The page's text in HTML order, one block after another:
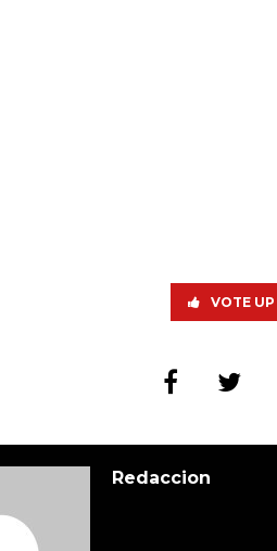
VOTE UP
Redaccion